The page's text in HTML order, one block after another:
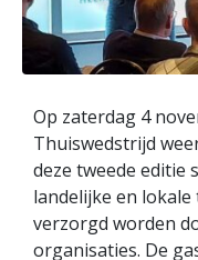
Op zaterdag 4
Thuiswedstrijd
deze tweede editie
landelijke en lokale
verzorgd worden
organisaties. De